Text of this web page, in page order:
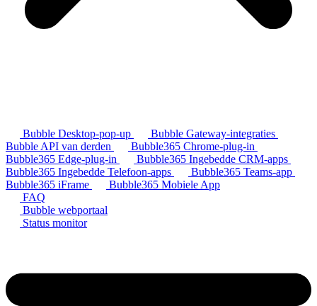
Bubble Desktop-pop-up
Bubble Gateway-integraties
Bubble API van derden
Bubble365 Chrome-plug-in
Bubble365 Edge-plug-in
Bubble365 Ingebedde CRM-apps
Bubble365 Ingebedde Telefoon-apps
Bubble365 Teams-app
Bubble365 iFrame
Bubble365 Mobiele App
FAQ
Bubble webportaal
Status monitor